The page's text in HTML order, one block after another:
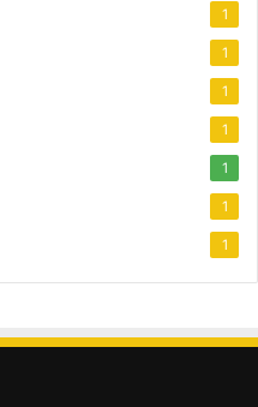
1
1
1
1
1
1
1